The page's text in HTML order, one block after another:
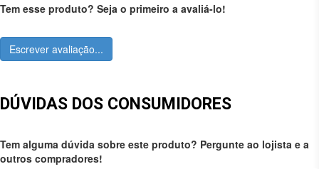
Tem esse produto? Seja o primeiro a avaliá-lo!
Escrever avaliação...
DÚVIDAS DOS CONSUMIDORES
Tem alguma dúvida sobre este produto? Pergunte ao lojista e a
outros compradores!